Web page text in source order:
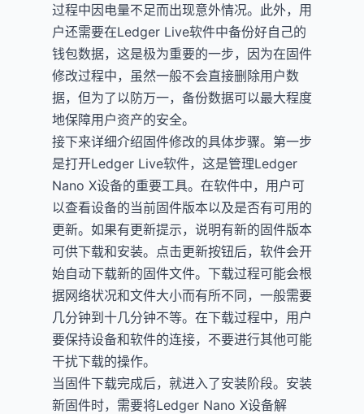
过程中因电量不足而出现意外情况。此外，用
户还需要在Ledger Live软件中备份好自己的
钱包数据，这是极为重要的一步，因为在固件
修改过程中，虽然一般不会直接删除用户数
据，但为了以防万一，备份数据可以最大程度
地保障用户资产的安全。
接下来详细介绍固件修改的具体步骤。第一步
是打开Ledger Live软件，这是管理Ledger
Nano X设备的重要工具。在软件中，用户可
以查看设备的当前固件版本以及是否有可用的
更新。如果有更新提示，说明有新的固件版本
可供下载和安装。点击更新按钮后，软件会开
始自动下载新的固件文件。下载过程可能会根
据网络状况和文件大小而有所不同，一般需要
几分钟到十几分钟不等。在下载过程中，用户
要保持设备和软件的连接，不要进行其他可能
干扰下载的操作。
当固件下载完成后，就进入了安装阶段。安装
新固件时，需要将Ledger Nano X设备解